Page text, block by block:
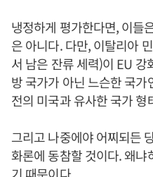
냉정하게 평가한다면, 이들
은 아니다. 다만, 이탈리아
서 남은 잔류 세력)이 EU 강
방 국가가 아닌 느슨한 국
전의 미국과 유사한 국가
그리고 나중에야 어찌되든
화론에 동참할 것이다. 왜